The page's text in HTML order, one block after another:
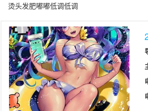
烫头发肥嘟嘟低调低调